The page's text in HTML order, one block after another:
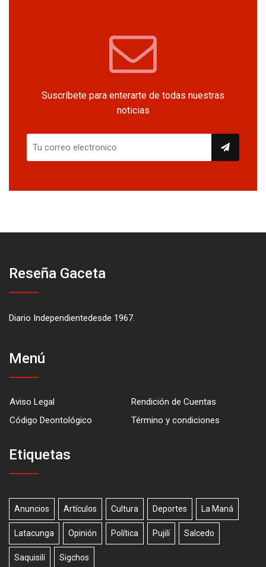
Suscríbete para enterarte de todas nuestras
noticias
Reseña Gaceta
Diario Independientedesde 1967.
Menú
Aviso Legal
Rendición de Cuentas
Código Deontológico
Término y condiciones
Etiquetas
Anuncios Artículos Cultura Deportes La Maná
Latacunga Opinión Política Pujilí Salcedo
Saquisilí Sigchos